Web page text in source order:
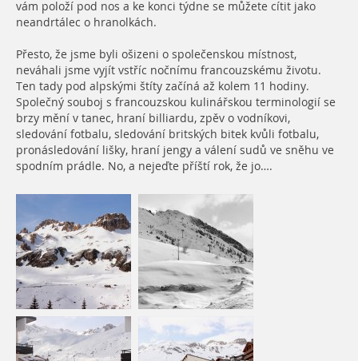
vám položí pod nos a ke konci týdne se můžete cítit jako
neandrtálec o hranolkách.
Přesto, že jsme byli ošizeni o společenskou místnost,
neváhali jsme vyjít vstříc nočnímu francouzskému životu.
Ten tady pod alpskými štíty začíná až kolem 11 hodiny.
Společný souboj s francouzskou kulinářskou terminologií se
brzy mění v tanec, hraní billiardu, zpěv o vodníkovi,
sledování fotbalu, sledování britských bitek kvůli fotbalu,
pronásledování lišky, hraní jengy a válení sudů ve sněhu ve
spodním prádle. No, a nejeďte příští rok, že jo….